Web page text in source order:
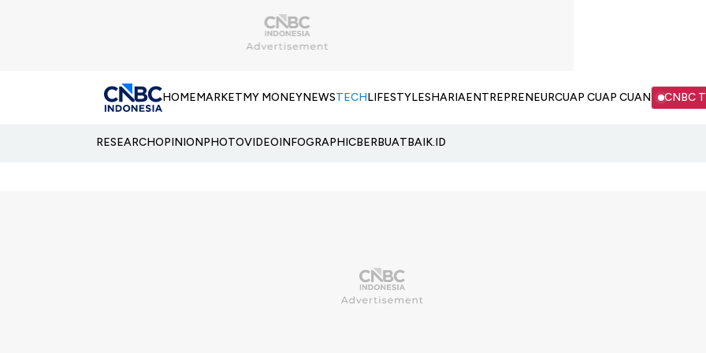
HOMEMARKETMY MONEYNEWSTECHLIFESTYLESHARIAENTREPRENEURCUAP CUAP CUAN CNBC
RESEARCHOPINIONPHOTOVIDEOINFOGRAPHICBERBUATBAIK.ID